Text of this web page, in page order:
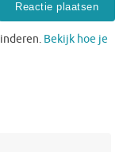
Bekijk hoe je